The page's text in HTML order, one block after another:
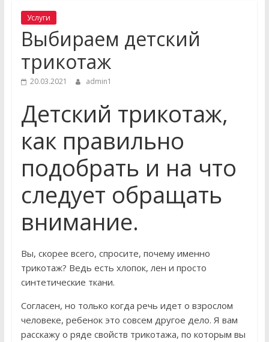
Услуги
Выбираем детский
трикотаж
20.03.2021 admin1
Детский трикотаж,
как правильно
подобрать и на что
следует обращать
внимание.
Вы, скорее всего, спросите, почему именно
трикотаж? Ведь есть хлопок, лен и просто
синтетические ткани.
Согласен, но только когда речь идет о взрослом
человеке, ребенок это совсем другое дело. Я вам
расскажу о ряде свойств трикотажа, по которым вы